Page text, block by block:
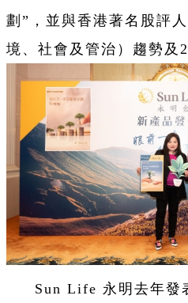
劃”，並與香港著名股評
境、社會及管治）趨勢及
Sun Life 永明去年發